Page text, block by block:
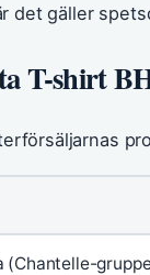
det gäller
T-shirt
(Chantelle-